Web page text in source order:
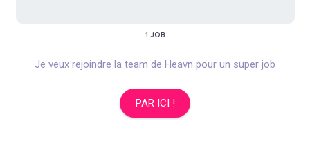
1 JOB
Je veux rejoindre la team de Heavn pour un super job
PAR ICI !